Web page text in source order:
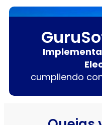
cumpliendo